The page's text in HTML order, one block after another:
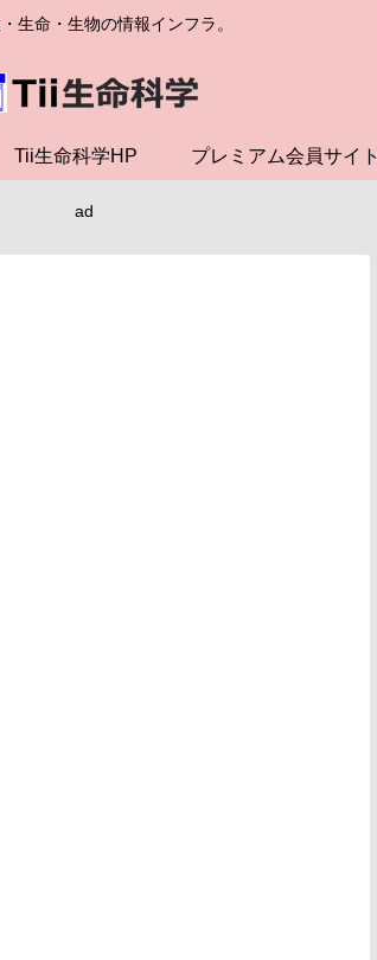
生命・生物の情報インフラ。
Tii生命科学HP プレミアム会員サイト
ad